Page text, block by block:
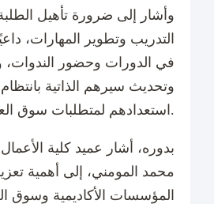
وأشار إلى ضرورة تأهيل
التدريب وتطوير المهارات،
في الدورات وحضور الندوات،
وتحديث سيرهم الذاتية
استعدادهم لمتطلبات سوق العمل.
بدوره، أشار عميد كلية
محمد المومني، إلى أهمية
المؤسسات الأكاديمية وسوق